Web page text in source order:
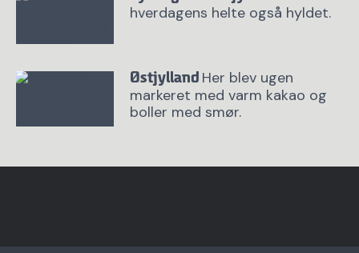
hverdagens helte også hyldet.
Østjylland Her blev ugen
markeret med varm kakao og
boller med smør.